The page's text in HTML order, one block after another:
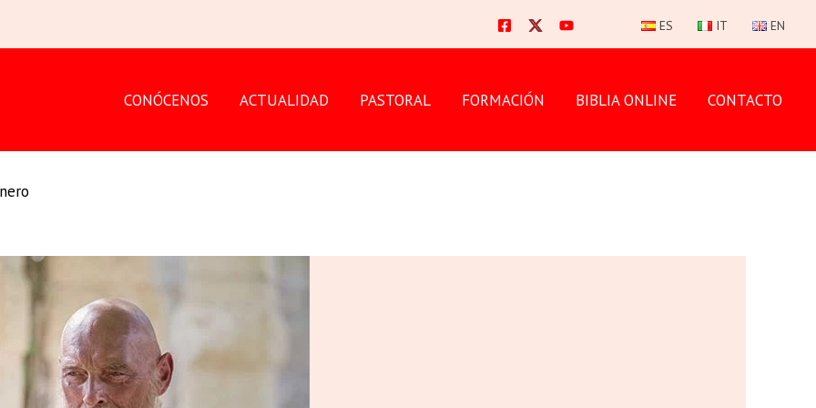
ES IT EN
CONÓCENOS ACTUALIDAD PASTORAL FORMACIÓN BIBLIA ONLINE CONTACTO